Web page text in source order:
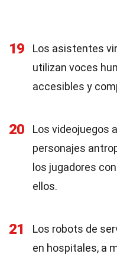
19
Los asistentes
utilizan voces
accesibles y
20
Los videojuegos
personajes
los jugadores
ellos.
21
Los robots de
en hospitales, a